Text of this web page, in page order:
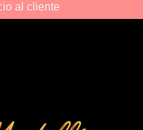
al cliente